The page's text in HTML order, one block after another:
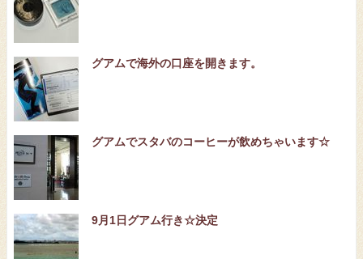
グアムで海外の口座を開きます。
グアムでスタバのコーヒーが飲めちゃいます☆
9月1日グアム行き☆決定